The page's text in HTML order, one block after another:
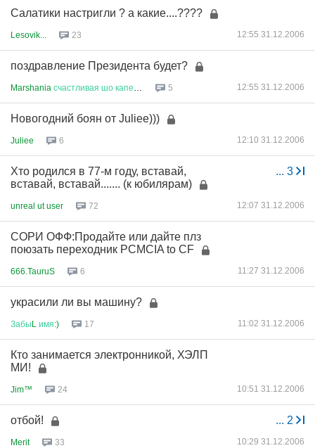
Салатики настригли ? а какие....????
Lesovik... 23 12:55 31.12.2006
поздравление Президента будет?
Marshania счастливая шо капец 5 12:55 31.12.2006
Новогодний боян от Juliee)))
Juliee 6 12:10 31.12.2006
... 3
Хто родился в 77-м году, вставай,
вставай, вставай....... (к юбилярам)
unreal ut user 72 12:07 31.12.2006
СОРИ ОФФ:Продайте или дайте плз
поюзать переходник PCMCIA to CF
666.TauruS 6 11:27 31.12.2006
украсили ли вы машину?
ЗабыL имя:) 17 11:02 31.12.2006
Кто занимается электронникой, ХЭЛП
МИ!
Jim™ 24 10:51 31.12.2006
... 2
отбой!
Merit 33 10:29 31.12.2006